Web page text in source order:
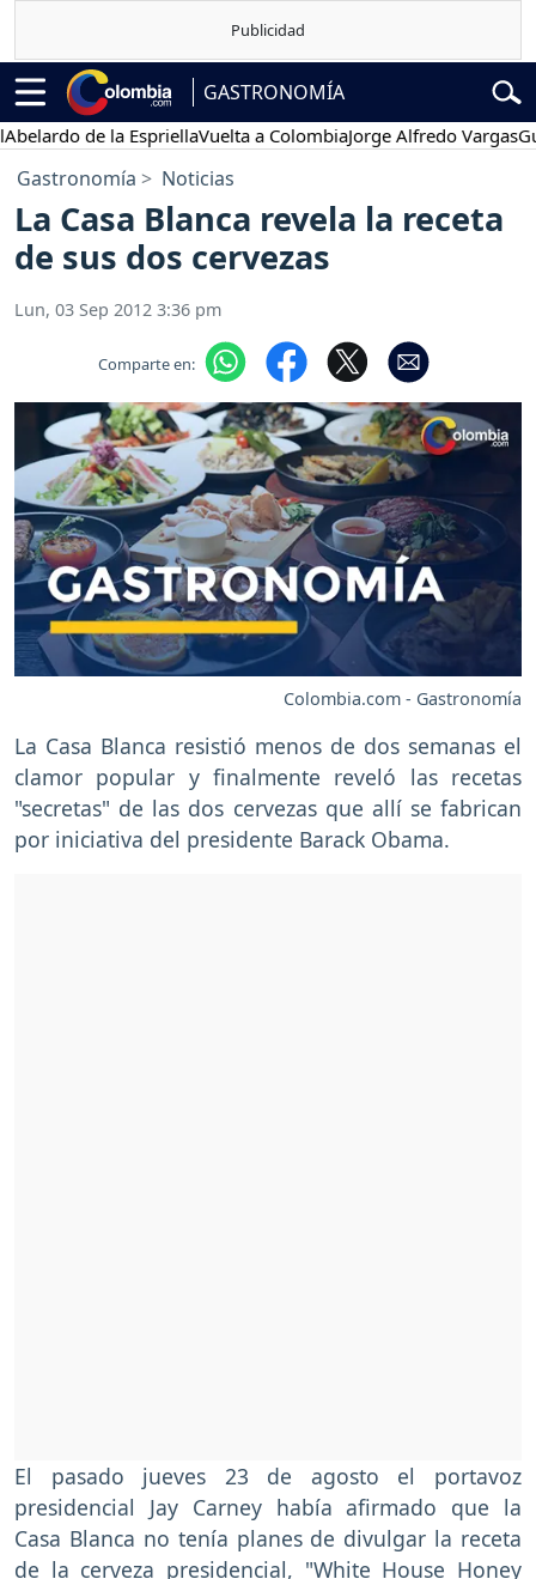
GASTRONOMÍA
de la EspriellaVuelta a ColombiaJorge Alfredo Vargas
Gastronomía Noticias
La Casa Blanca revela la receta
de sus dos cervezas
Lun, 03 Sep 2012 3:36 pm
Comparte en:
Colombia.com - Gastronomía
La Casa Blanca resistió menos de dos semanas el
clamor popular y finalmente reveló las recetas
"secretas" de las dos cervezas que allí se fabrican
por iniciativa del presidente Barack Obama.
El pasado jueves 23 de agosto el portavoz
presidencial Jay Carney había afirmado que la
Casa Blanca no tenía planes de divulgar la receta
de la cerveza presidencial, "White House Honey